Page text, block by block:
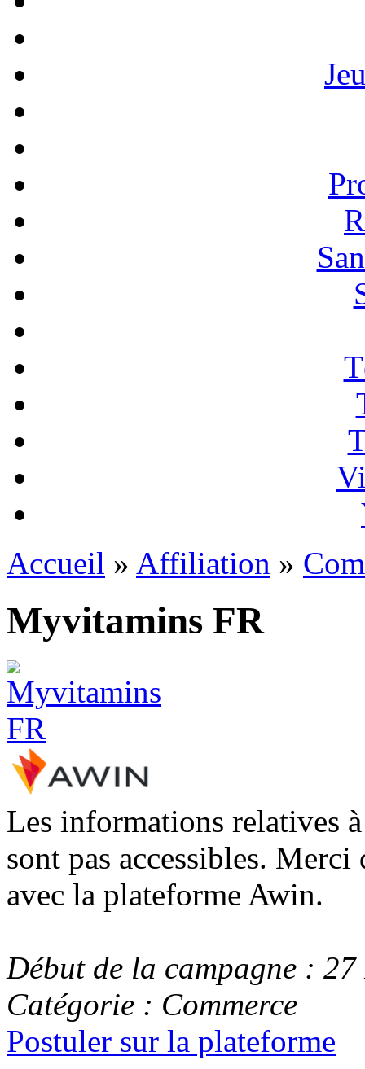
Accueil » Affiliation »
Myvitamins FR
Les informations relatives
sont pas accessibles.
avec la plateforme Awin.
Début de la campagne :
Catégorie : Commerce
Postuler sur la plateforme